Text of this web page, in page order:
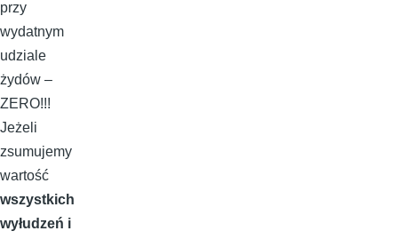
przy
wydatnym
udziale
żydów –
ZERO!!!
Jeżeli
zsumujemy
wartość
wszystkich
wyłudzeń i